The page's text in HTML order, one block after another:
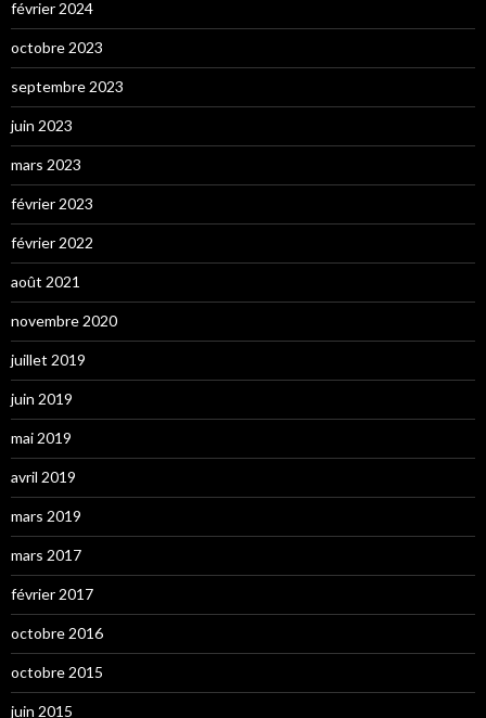
février 2024
octobre 2023
septembre 2023
juin 2023
mars 2023
février 2023
février 2022
août 2021
novembre 2020
juillet 2019
juin 2019
mai 2019
avril 2019
mars 2019
mars 2017
février 2017
octobre 2016
octobre 2015
juin 2015